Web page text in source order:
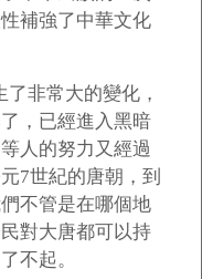
補強了中華文化
非常大的變化，
，已經進入黑暗
人的努力又經過
7世紀的唐朝，到
不管是在哪個地
對大唐都可以持
不起。